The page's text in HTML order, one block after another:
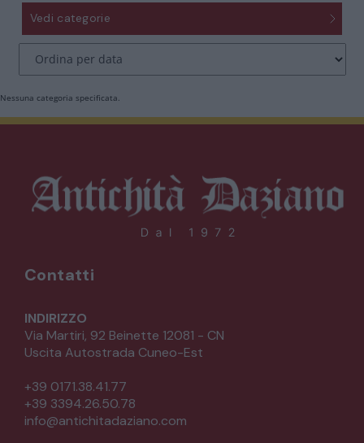
CATALOGO COMPLETO
ARMADI
COMÒ E COMODINI
SEDIE POLTRONE DIVANI
CREDENZE – DOPPI CORPI – BUFFET
Vedi categorie
Nessuna categoria specificata.
Contatti
INDIRIZZO
Via Martiri, 92 Beinette 12081 - CN
Uscita Autostrada Cuneo-Est
+39 0171.38.41.77
+39 3394.26.50.78
info@antichitadaziano.com